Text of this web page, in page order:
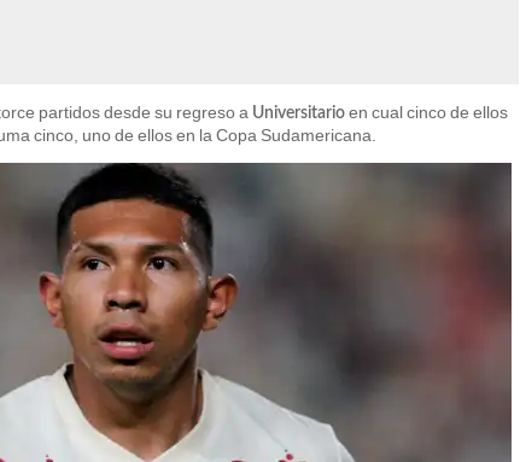
partidos desde su regreso a Universitario en cual cinco de ellos
cinco, uno de ellos en la Copa Sudamericana.